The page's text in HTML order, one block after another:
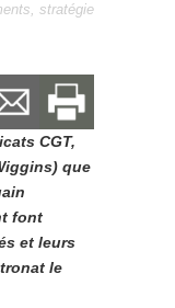
, stratégie
CGT,
que
font
et leurs
le